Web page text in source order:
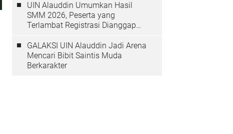
UIN Alauddin Umumkan Hasil
SMM 2026, Peserta yang
Terlambat Registrasi Dianggap
GALAKSI UIN Alauddin Jadi Arena
Mencari Bibit Saintis Muda
Berkarakter